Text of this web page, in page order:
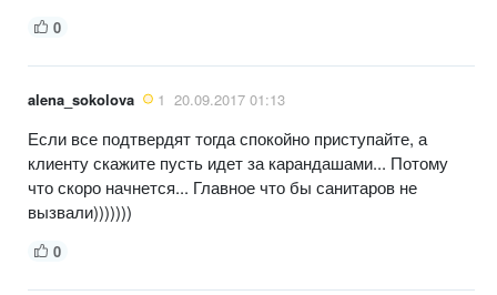
0
alena_sokolova 1 20.09.2017 01:13
Если все подтвердят тогда спокойно приступайте, а
клиенту скажите пусть идет за карандашами... Потому
что скоро начнется... Главное что бы санитаров не
вызвали)))))))
0